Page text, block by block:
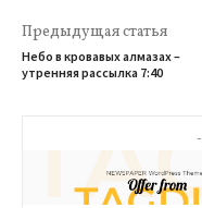
Предыдущая статья
Небо в кровавых алмазах –
утренняя рассылка 7:40